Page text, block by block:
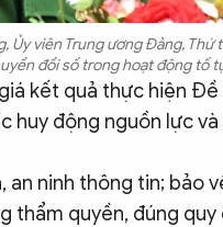
Ủy viên Trung ương Đảng, Thứ
đổi số trong hoạt động tố
kết quả thực hiện
huy động nguồn lực
an ninh thông tin; bảo
thẩm quyền, đúng